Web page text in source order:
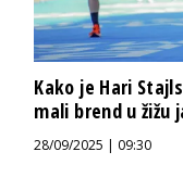
Kako je Hari
mali brend u žižu
28/09/2025 | 09:30